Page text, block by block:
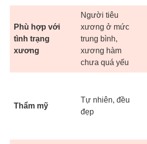
Phù hợp với
tình trạng
xương
Người tiêu
xương ở mức
trung bình,
xương hàm
chưa quá yếu
Thẩm mỹ
Tự nhiên, đều
đẹp